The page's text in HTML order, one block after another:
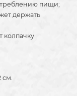
пищи;
держать
колпачку
см.